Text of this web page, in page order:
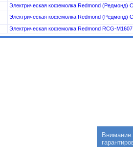
Электрическая кофемолка Redmond (Редмонд)
Электрическая кофемолка Redmond (Редмонд)
Электрическая кофемолка Redmond RCG-M1607